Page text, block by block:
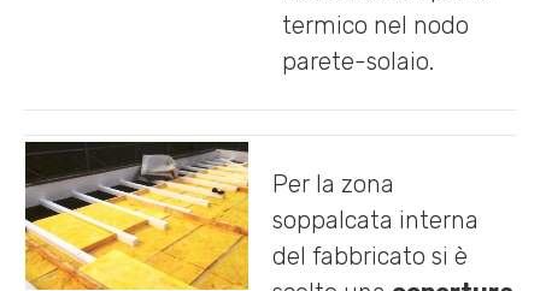
termico nel nodo
parete-solaio.
Per la zona
soppalcata interna
del fabbricato si è